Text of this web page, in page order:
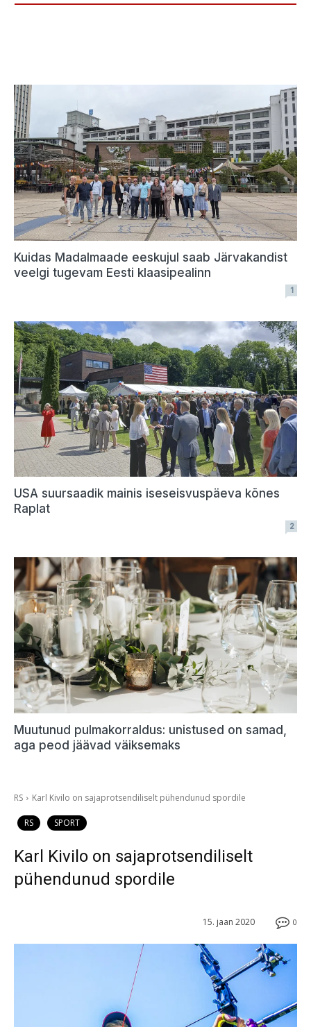
Kuidas Madalmaade eeskujul saab Järvakandist
veelgi tugevam Eesti klaasipealinn
1
USA suursaadik mainis iseseisvuspäeva kõnes
Raplat
2
Muutunud pulmakorraldus: unistused on samad,
aga peod jäävad väiksemaks